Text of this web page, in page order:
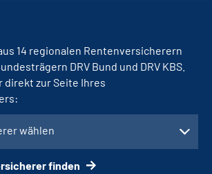
14 regionalen Rentenversicherern
DRV Bund und DRV KBS.
direkt zur Seite Ihres
wählen
finden